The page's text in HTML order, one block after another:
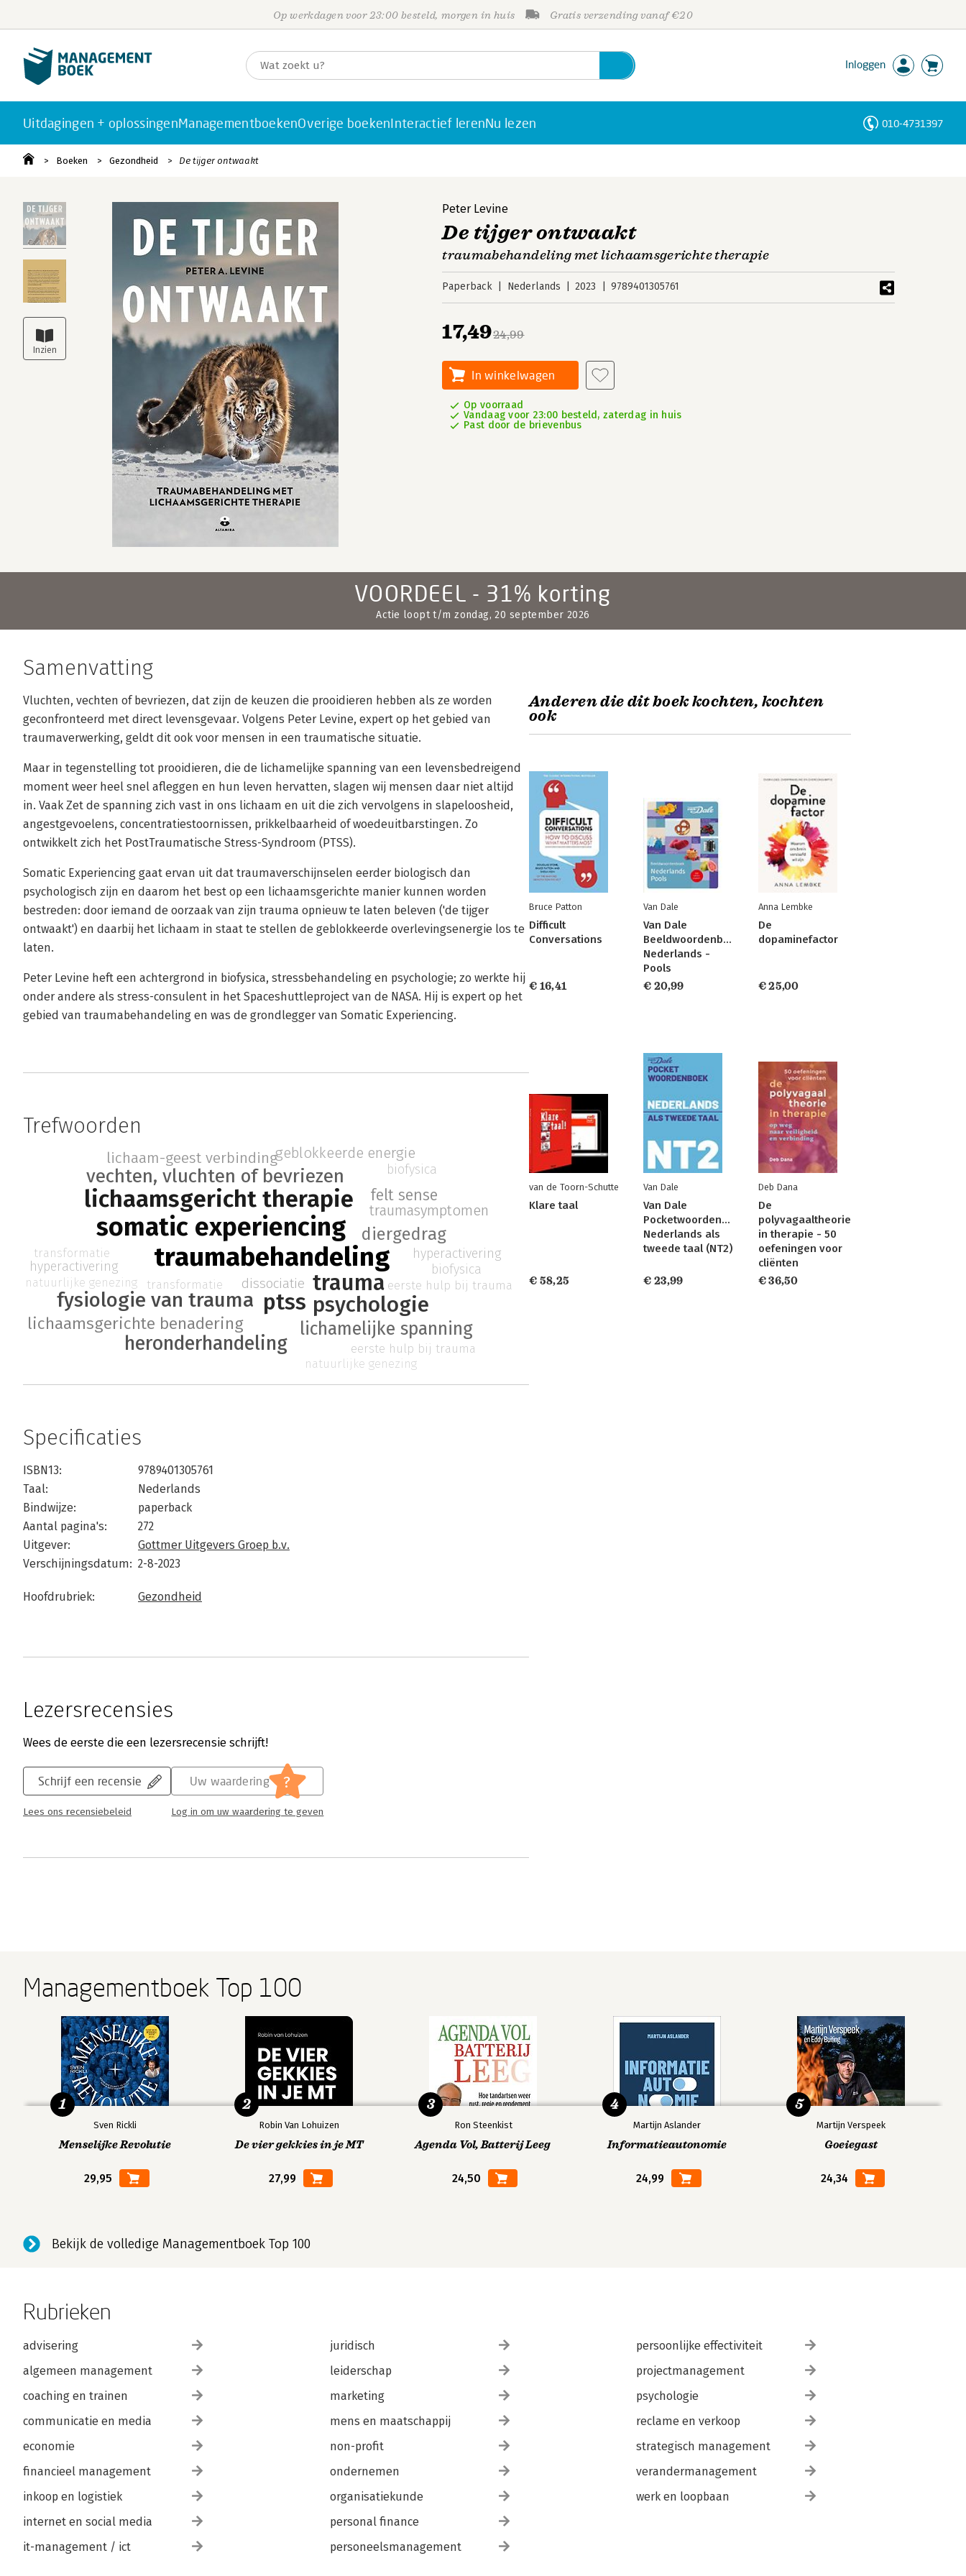
Op werkdagen voor 23:00 besteld, morgen in huis Gratis verzending vanaf €20
Inloggen
Uitdagingen + oplossingenManagementboekenOverige boekenInteractief lerenNu lezen 010-4731397
Boeken Gezondheid De tijger ontwaakt
Peter Levine
De tijger ontwaakt
traumabehandeling met lichaamsgerichte therapie
Paperback Nederlands 2023 9789401305761
24,99
17,49
In winkelwagen
Op voorraad
Vandaag voor 23:00 besteld, zaterdag in huis
Past door de brievenbus
VOORDEEL - 31% korting
Actie loopt t/m zondag, 20 september 2026
Samenvatting
Vluchten, vechten of bevriezen, dat zijn de keuzen die prooidieren hebben als ze worden
geconfronteerd met direct levensgevaar. Volgens Peter Levine, expert op het gebied van
traumaverwerking, geldt dit ook voor mensen in een traumatische situatie.
Maar in tegenstelling tot prooidieren, die de lichamelijke spanning van een levensbedreigend
moment weer heel snel afleggen en hun leven hervatten, slagen wij mensen daar niet altijd
in. Vaak Zet de spanning zich vast in ons lichaam en uit die zich vervolgens in slapeloosheid,
angestgevoelens, concentratiestoornissen, prikkelbaarheid of woedeuitbarstingen. Zo
ontwikkelt zich het PostTraumatische Stress-Syndroom (PTSS).
Somatic Experiencing gaat ervan uit dat traumaverschijnselen eerder biologisch dan
psychologisch zijn en daarom het best op een lichaamsgerichte manier kunnen worden
bestreden: door iemand de oorzaak van zijn trauma opnieuw te laten beleven ('de tijger
ontwaakt') en daarbij het lichaam in staat te stellen de geblokkeerde overlevingsenergie los te
laten.
Peter Levine heft een achtergrond in biofysica, stressbehandeling en psychologie; zo werkte hij
onder andere als stress-consulent in het Spaceshuttleproject van de NASA. Hij is expert op het
gebied van traumabehandeling en was de grondlegger van Somatic Experiencing.
Trefwoorden
traumabehandeling
somatic experiencing
trauma
lichaamsgericht therapie
ptss
fysiologie van trauma psychologie
vechten, vluchten of bevriezen
lichamelijke spanning
heronderhandeling
lichaamsgerichte benadering
diergedrag
lichaam-geest verbinding
felt sense
traumasymptomen
geblokkeerde energie
dissociatie
hyperactivering
biofysica
transformatie eerste hulp bij trauma
natuurlijke genezing
hyperactivering
biofysica
transformatie
eerste hulp bij trauma
natuurlijke genezing
Specificaties
ISBN13:
9789401305761
Taal:
Nederlands
Bindwijze:
paperback
Aantal pagina's:
272
Uitgever:
Gottmer Uitgevers Groep b.v.
Verschijningsdatum: 2-8-2023
Hoofdrubriek: Gezondheid
Lezersrecensies
Wees de eerste die een lezersrecensie schrijft!
Schrijf een recensie
Lees ons recensiebeleid
Uw waardering ?
Log in om uw waardering te geven
Anderen die dit boek kochten, kochten
ook
Bruce Patton
Difficult
Conversations
€ 16,41
Van Dale
Van Dale
Beeldwoordenboek
Nederlands -
Pools
€ 20,99
Anna Lembke
De
dopaminefactor
€ 25,00
van de Toorn-Schutte
Klare taal
€ 58,25
Van Dale
Van Dale
Pocketwoordenboek
Nederlands als
tweede taal (NT2)
€ 23,99
Deb Dana
De
polyvagaaltheorie
in therapie - 50
oefeningen voor
cliënten
€ 36,50
Managementboek Top 100
Sven Rickli
Menselijke Revolutie
29,95
1
Robin Van Lohuizen
De vier gekkies in je MT
27,99
2
Ron Steenkist
Agenda Vol, Batterij Leeg
24,50
3
Martijn Aslander
Informatieautonomie
24,99
4
Martijn Verspeek
Goeiegast
24,34
5
Bekijk de volledige Managementboek Top 100
Rubrieken
advisering
algemeen management
coaching en trainen
communicatie en media
economie
financieel management
inkoop en logistiek
internet en social media
it-management / ict
juridisch
leiderschap
marketing
mens en maatschappij
non-profit
ondernemen
organisatiekunde
personal finance
personeelsmanagement
persoonlijke effectiviteit
projectmanagement
psychologie
reclame en verkoop
strategisch management
verandermanagement
werk en loopbaan
Personen